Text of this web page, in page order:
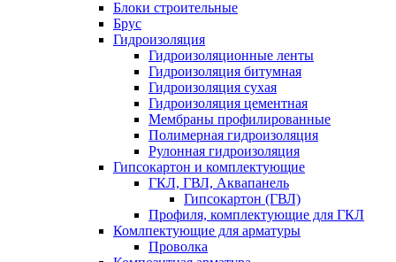
Блоки строительные
Брус
Гидроизоляция
Гидроизоляционные ленты
Гидроизоляция битумная
Гидроизоляция сухая
Гидроизоляция цементная
Мембраны профилированные
Полимерная гидроизоляция
Рулонная гидроизоляция
Гипсокартон и комплектующие
ГКЛ, ГВЛ, Аквапанель
Гипсокартон (ГВЛ)
Профиля, комплектующие для ГКЛ
Комлпектующие для арматуры
Проволка